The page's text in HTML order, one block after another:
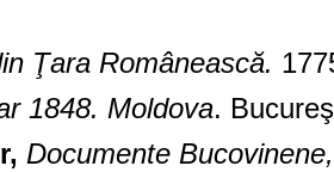
Ţara Românească.
1848. Moldova.
Documente